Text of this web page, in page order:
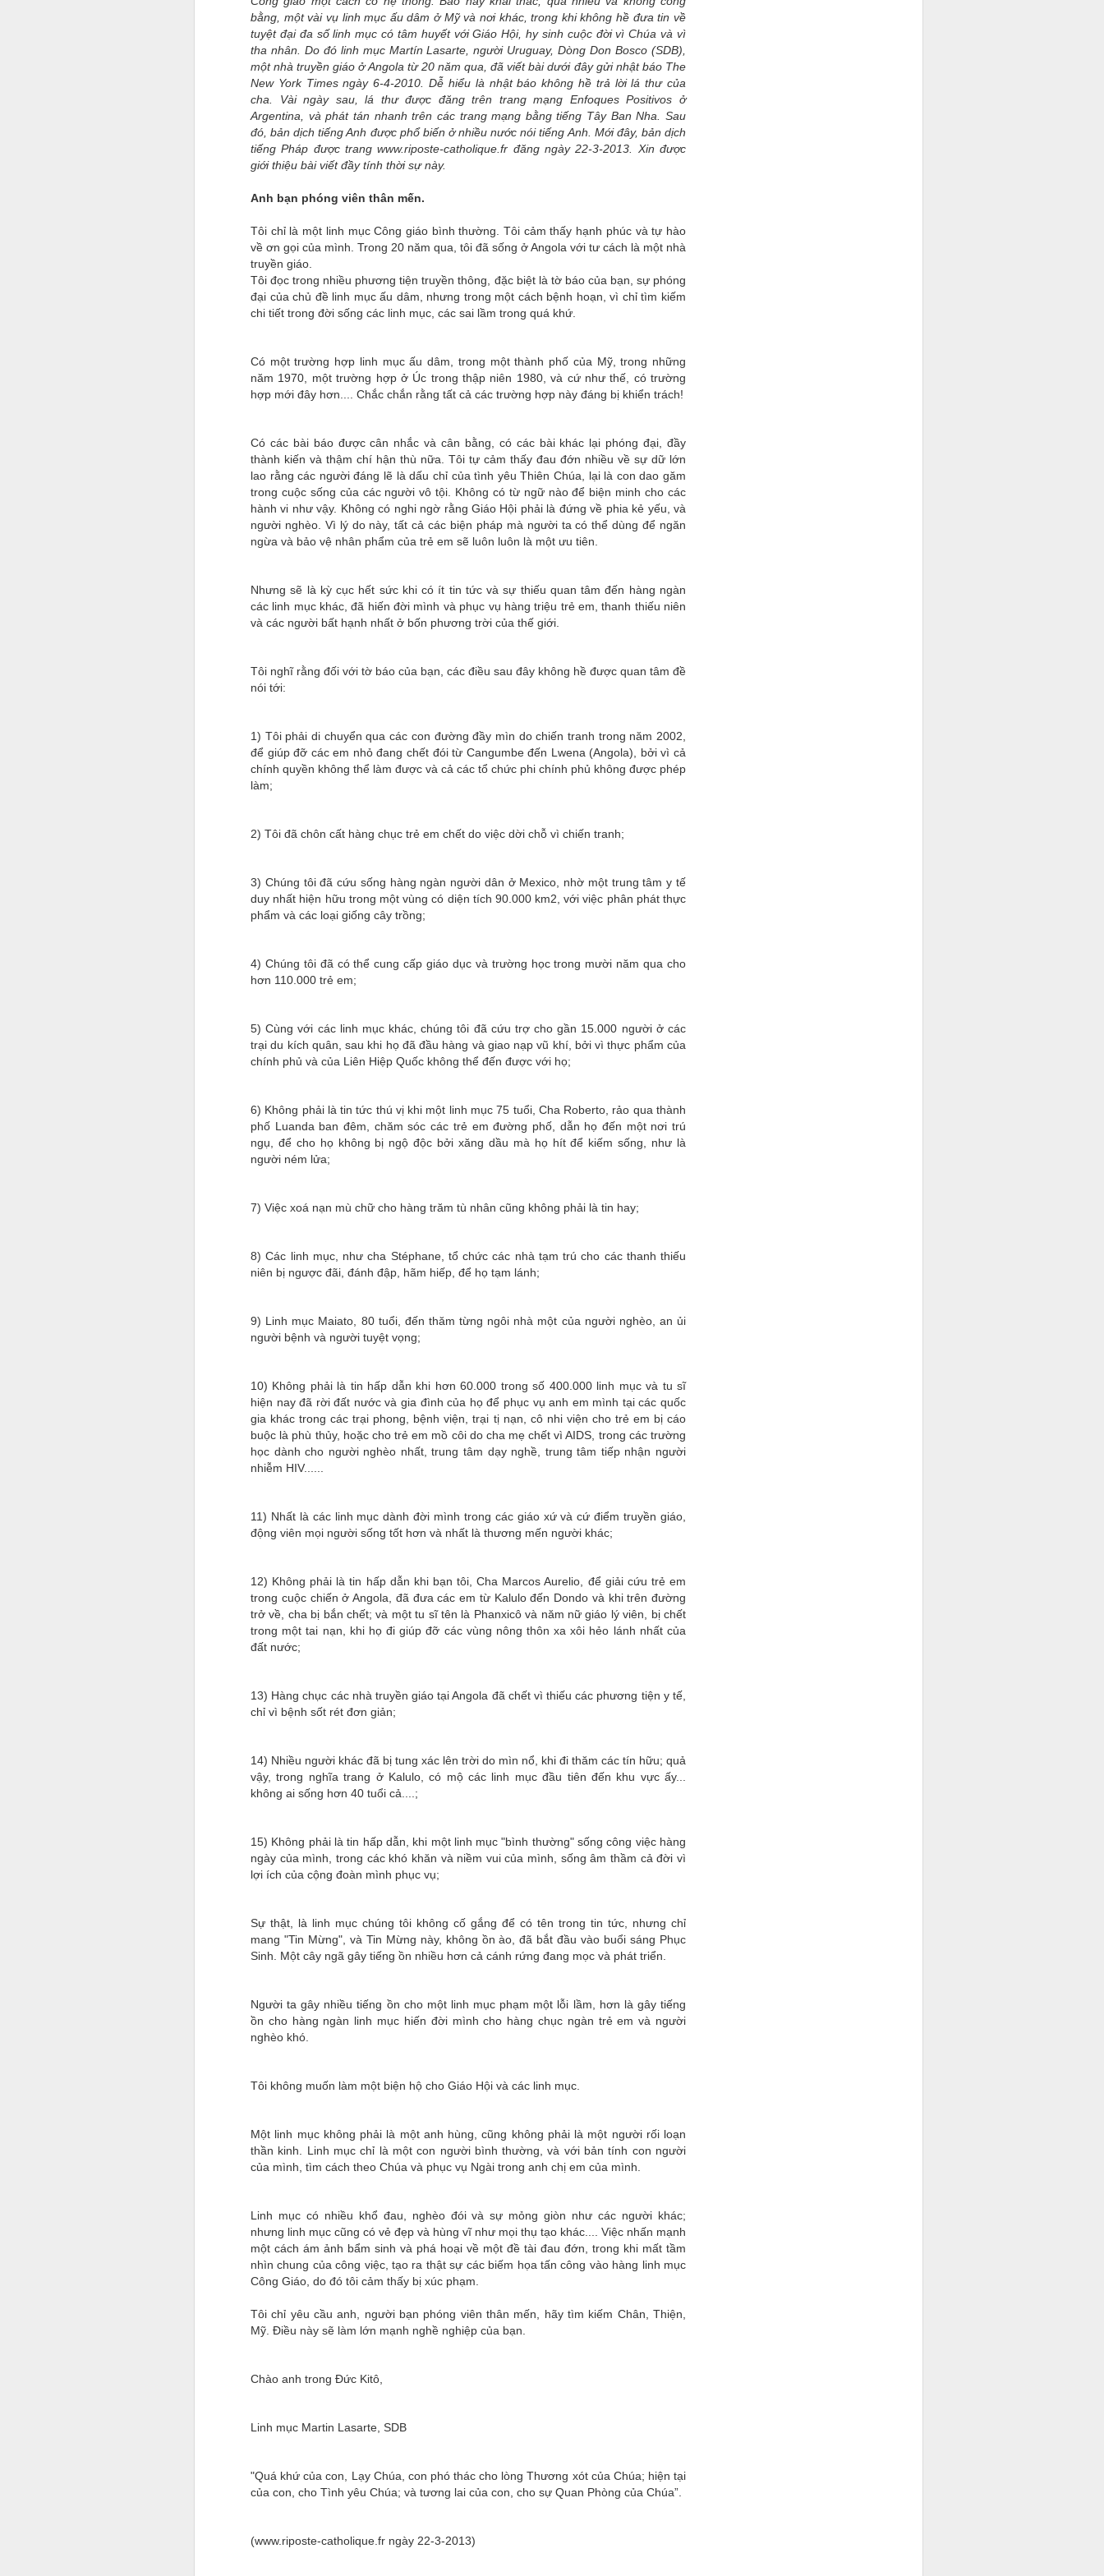
bằng, một vài vụ linh mục ấu dâm ở Mỹ và nơi khác, trong khi không hề đưa tin về
tuyệt đại đa số linh mục có tâm huyết với Giáo Hội, hy sinh cuộc đời vì Chúa và vì
tha nhân. Do đó linh mục Martín Lasarte, người Uruguay, Dòng Don Bosco (SDB),
một nhà truyền giáo ở Angola từ 20 năm qua, đã viết bài dưới đây gửi nhật báo The
New York Times ngày 6-4-2010. Dễ hiểu là nhật báo không hề trả lời lá thư của
cha. Vài ngày sau, lá thư được đăng trên trang mạng Enfoques Positivos ở
Argentina, và phát tán nhanh trên các trang mạng bằng tiếng Tây Ban Nha. Sau
đó, bản dịch tiếng Anh được phổ biến ở nhiều nước nói tiếng Anh. Mới đây, bản dịch
tiếng Pháp được trang www.riposte-catholique.fr đăng ngày 22-3-2013. Xin được
giới thiệu bài viết đầy tính thời sự này.
Anh bạn phóng viên thân mến.
Tôi chỉ là một linh mục Công giáo bình thường. Tôi cảm thấy hạnh phúc và tự hào
về ơn gọi của mình. Trong 20 năm qua, tôi đã sống ở Angola với tư cách là một nhà
truyền giáo.
Tôi đọc trong nhiều phương tiện truyền thông, đặc biệt là tờ báo của bạn, sự phóng
đại của chủ đề linh mục ấu dâm, nhưng trong một cách bệnh hoạn, vì chỉ tìm kiếm
chi tiết trong đời sống các linh mục, các sai lầm trong quá khứ.
Có một trường hợp linh mục ấu dâm, trong một thành phố của Mỹ, trong những
năm 1970, một trường hợp ở Úc trong thập niên 1980, và cứ như thế, có trường
hợp mới đây hơn.... Chắc chắn rằng tất cả các trường hợp này đáng bị khiển trách!
Có các bài báo được cân nhắc và cân bằng, có các bài khác lại phóng đại, đầy
thành kiến và thậm chí hận thù nữa. Tôi tự cảm thấy đau đớn nhiều về sự dữ lớn
lao rằng các người đáng lẽ là dấu chỉ của tình yêu Thiên Chúa, lại là con dao găm
trong cuộc sống của các người vô tội. Không có từ ngữ nào để biện minh cho các
hành vi như vậy. Không có nghi ngờ rằng Giáo Hội phải là đứng về phia kẻ yếu, và
người nghèo. Vì lý do này, tất cả các biện pháp mà người ta có thể dùng để ngăn
ngừa và bảo vệ nhân phẩm của trẻ em sẽ luôn luôn là một ưu tiên.
Nhưng sẽ là kỳ cục hết sức khi có ít tin tức và sự thiếu quan tâm đến hàng ngàn
các linh mục khác, đã hiến đời mình và phục vụ hàng triệu trẻ em, thanh thiếu niên
và các người bất hạnh nhất ở bốn phương trời của thế giới.
Tôi nghĩ rằng đối với tờ báo của bạn, các điều sau đây không hề được quan tâm đề
nói tới:
1) Tôi phải di chuyển qua các con đường đầy mìn do chiến tranh trong năm 2002,
để giúp đỡ các em nhỏ đang chết đói từ Cangumbe đến Lwena (Angola), bởi vì cả
chính quyền không thể làm được và cả các tổ chức phi chính phủ không được phép
làm;
2) Tôi đã chôn cất hàng chục trẻ em chết do việc dời chỗ vì chiến tranh;
3) Chúng tôi đã cứu sống hàng ngàn người dân ở Mexico, nhờ một trung tâm y tế
duy nhất hiện hữu trong một vùng có diện tích 90.000 km2, với việc phân phát thực
phẩm và các loại giống cây trồng;
4) Chúng tôi đã có thể cung cấp giáo dục và trường học trong mười năm qua cho
hơn 110.000 trẻ em;
5) Cùng với các linh mục khác, chúng tôi đã cứu trợ cho gần 15.000 người ở các
trại du kích quân, sau khi họ đã đầu hàng và giao nạp vũ khí, bởi vì thực phẩm của
chính phủ và của Liên Hiệp Quốc không thể đến được với họ;
6) Không phải là tin tức thú vị khi một linh mục 75 tuổi, Cha Roberto, rảo qua thành
phố Luanda ban đêm, chăm sóc các trẻ em đường phố, dẫn họ đến một nơi trú
ngụ, để cho họ không bị ngộ độc bởi xăng dầu mà họ hít để kiếm sống, như là
người ném lửa;
7) Việc xoá nạn mù chữ cho hàng trăm tù nhân cũng không phải là tin hay;
8) Các linh mục, như cha Stéphane, tổ chức các nhà tạm trú cho các thanh thiếu
niên bị ngược đãi, đánh đập, hãm hiếp, để họ tạm lánh;
9) Linh mục Maiato, 80 tuổi, đến thăm từng ngôi nhà một của người nghèo, an ủi
người bệnh và người tuyệt vọng;
10) Không phải là tin hấp dẫn khi hơn 60.000 trong số 400.000 linh mục và tu sĩ
hiện nay đã rời đất nước và gia đình của họ để phục vụ anh em mình tại các quốc
gia khác trong các trại phong, bệnh viện, trại tị nạn, cô nhi viện cho trẻ em bị cáo
buộc là phù thủy, hoặc cho trẻ em mồ côi do cha mẹ chết vì AIDS, trong các trường
học dành cho người nghèo nhất, trung tâm dạy nghề, trung tâm tiếp nhận người
nhiễm HIV......
11) Nhất là các linh mục dành đời mình trong các giáo xứ và cứ điểm truyền giáo,
động viên mọi người sống tốt hơn và nhất là thương mến người khác;
12) Không phải là tin hấp dẫn khi bạn tôi, Cha Marcos Aurelio, để giải cứu trẻ em
trong cuộc chiến ở Angola, đã đưa các em từ Kalulo đến Dondo và khi trên đường
trở về, cha bị bắn chết; và một tu sĩ tên là Phanxicô và năm nữ giáo lý viên, bị chết
trong một tai nạn, khi họ đi giúp đỡ các vùng nông thôn xa xôi hẻo lánh nhất của
đất nước;
13) Hàng chục các nhà truyền giáo tại Angola đã chết vì thiếu các phương tiện y tế,
chỉ vì bệnh sốt rét đơn giản;
14) Nhiều người khác đã bị tung xác lên trời do mìn nổ, khi đi thăm các tín hữu; quả
vậy, trong nghĩa trang ở Kalulo, có mộ các linh mục đầu tiên đến khu vực ấy...
không ai sống hơn 40 tuổi cả....;
15) Không phải là tin hấp dẫn, khi một linh mục "bình thường" sống công việc hàng
ngày của mình, trong các khó khăn và niềm vui của mình, sống âm thầm cả đời vì
lợi ích của cộng đoàn mình phục vụ;
Sự thật, là linh mục chúng tôi không cố gắng để có tên trong tin tức, nhưng chỉ
mang "Tin Mừng", và Tin Mừng này, không ồn ào, đã bắt đầu vào buổi sáng Phục
Sinh. Một cây ngã gây tiếng ồn nhiều hơn cả cánh rứng đang mọc và phát triển.
Người ta gây nhiều tiếng ồn cho một linh mục phạm một lỗi lầm, hơn là gây tiếng
ồn cho hàng ngàn linh mục hiến đời mình cho hàng chục ngàn trẻ em và người
nghèo khó.
Tôi không muốn làm một biện hộ cho Giáo Hội và các linh mục.
Một linh mục không phải là một anh hùng, cũng không phải là một người rối loạn
thần kinh. Linh mục chỉ là một con người bình thường, và với bản tính con người
của mình, tìm cách theo Chúa và phục vụ Ngài trong anh chị em của mình.
Linh mục có nhiều khổ đau, nghèo đói và sự mỏng giòn như các người khác;
nhưng linh mục cũng có vẻ đẹp và hùng vĩ như mọi thụ tạo khác.... Việc nhấn mạnh
một cách ám ảnh bẩm sinh và phá hoại về một đề tài đau đớn, trong khi mất tầm
nhìn chung của công việc, tạo ra thật sự các biếm họa tấn công vào hàng linh mục
Công Giáo, do đó tôi cảm thấy bị xúc phạm.
Tôi chỉ yêu cầu anh, người bạn phóng viên thân mến, hãy tìm kiếm Chân, Thiện,
Mỹ. Điều này sẽ làm lớn mạnh nghề nghiệp của bạn.
Chào anh trong Đức Kitô,
Linh mục Martin Lasarte, SDB
"Quá khứ của con, Lạy Chúa, con phó thác cho lòng Thương xót của Chúa; hiện tại
của con, cho Tình yêu Chúa; và tương lai của con, cho sự Quan Phòng của Chúa”.
(www.riposte-catholique.fr ngày 22-3-2013)